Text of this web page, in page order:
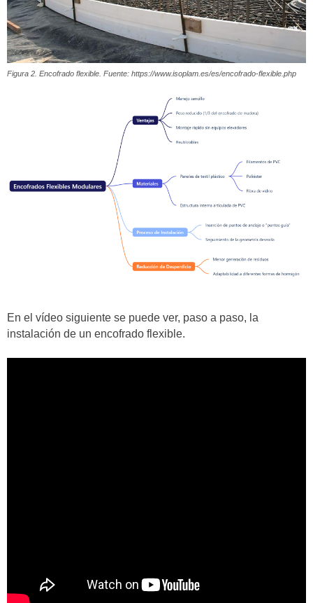
Figura 2. Encofrado flexible. Fuente: https://www.isoplam.es/es/encofrado-flexible.php
En el vídeo siguiente se puede ver, paso a paso, la
instalación de un encofrado flexible.